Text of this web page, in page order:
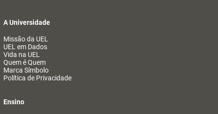
A Universidade
Missão da UEL
UEL em Dados
Vida na UEL
Quem é Quem
Marca Símbolo
Política de Privacidade
Ensino